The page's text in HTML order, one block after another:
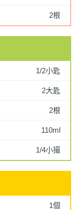
2根
1/2小匙
2大匙
2根
110ml
1/4小撮
1個